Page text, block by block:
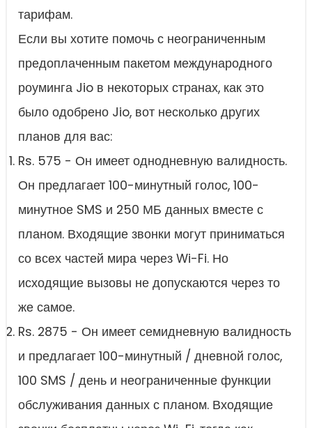
тарифам.
Если вы хотите помочь с неограниченным
предоплаченным пакетом международного
роуминга Jio в некоторых странах, как это
было одобрено Jio, вот несколько других
планов для вас:
Rs. 575 - Он имеет однодневную валидность.
Он предлагает 100-минутный голос, 100-
минутное SMS и 250 МБ данных вместе с
планом. Входящие звонки могут приниматься
со всех частей мира через Wi-Fi. Но
исходящие вызовы не допускаются через то
же самое.
Rs. 2875 - Он имеет семидневную валидность
и предлагает 100-минутный / дневной голос,
100 SMS / день и неограниченные функции
обслуживания данных с планом. Входящие